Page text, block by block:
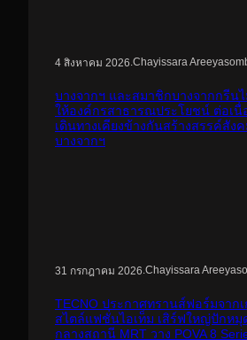
4 สิงหาคม 2026.Chayissara
บางจากฯ และสมาชิกบางจากกรีน
ให้องค์กรสาธารณประโยชน์ ต่อเนื่
เดินทางเคียงข้างกันสร้างสรรค์สัง
บางจากฯ
31 กรกฎาคม 2026.Chayissara
TECNO ประกาศทรานส์ฟอร์มจาก
สไตล์แฟชั่นไอเท็ม เสิร์ฟใหญ่ปักห
กลางสถานี MRT วาง POVA 8